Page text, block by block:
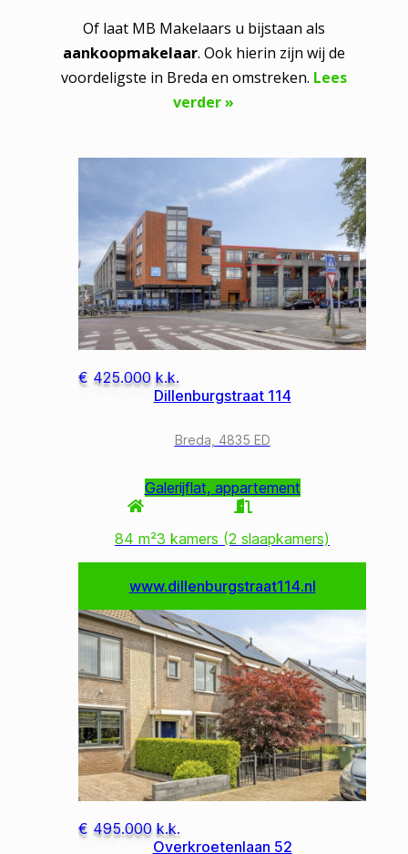
Of laat MB Makelaars u bijstaan als
aankoopmakelaar. Ook hierin zijn wij de
voordeligste in Breda en omstreken. Lees
verder »